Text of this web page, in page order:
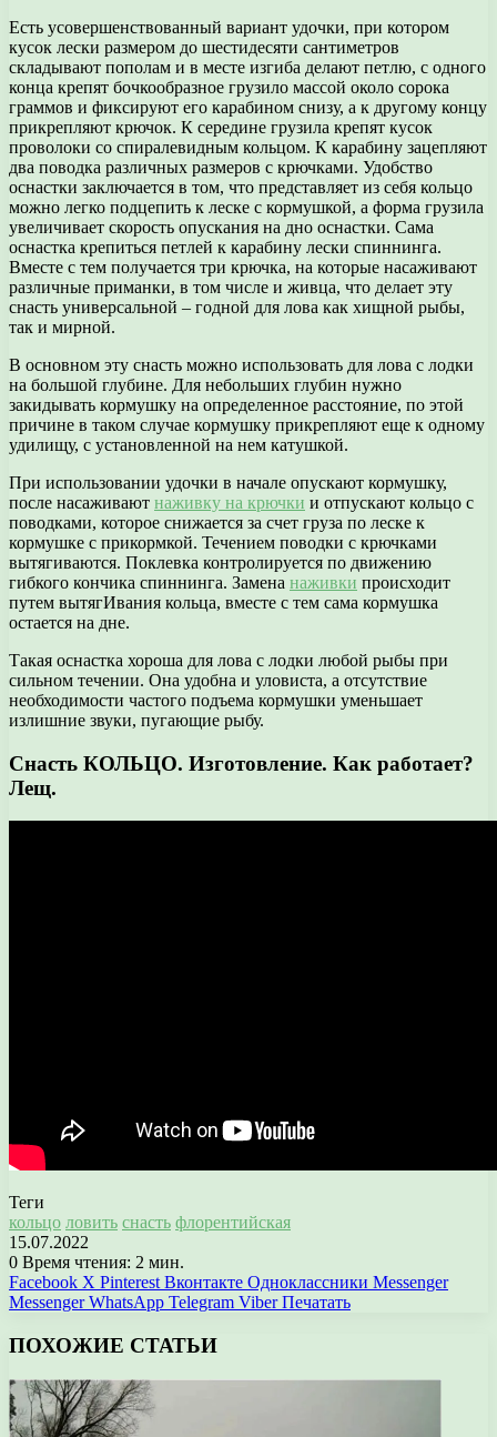
Есть усовершенствованный вариант удочки, при котором
кусок лески размером до шестидесяти сантиметров
складывают пополам и в месте изгиба делают петлю, с одного
конца крепят бочкообразное грузило массой около сорока
граммов и фиксируют его карабином снизу, а к другому концу
прикрепляют крючок. К середине грузила крепят кусок
проволоки со спиралевидным кольцом. К карабину зацепляют
два поводка различных размеров с крючками. Удобство
оснастки заключается в том, что представляет из себя кольцо
можно легко подцепить к леске с кормушкой, а форма грузила
увеличивает скорость опускания на дно оснастки. Сама
оснастка крепиться петлей к карабину лески спиннинга.
Вместе с тем получается три крючка, на которые насаживают
различные приманки, в том числе и живца, что делает эту
снасть универсальной – годной для лова как хищной рыбы,
так и мирной.
В основном эту снасть можно использовать для лова с лодки
на большой глубине. Для небольших глубин нужно
закидывать кормушку на определенное расстояние, по этой
причине в таком случае кормушку прикрепляют еще к одному
удилищу, с установленной на нем катушкой.
При использовании удочки в начале опускают кормушку,
после насаживают наживку на крючки и отпускают кольцо с
поводками, которое снижается за счет груза по леске к
кормушке с прикормкой. Течением поводки с крючками
вытягиваются. Поклевка контролируется по движению
гибкого кончика спиннинга. Замена наживки происходит
путем вытягИвания кольца, вместе с тем сама кормушка
остается на дне.
Такая оснастка хороша для лова с лодки любой рыбы при
сильном течении. Она удобна и уловиста, а отсутствие
необходимости частого подъема кормушки уменьшает
излишние звуки, пугающие рыбу.
Снасть КОЛЬЦО. Изготовление. Как работает?
Лещ.
Теги
кольцо ловить снасть флорентийская
15.07.2022
0 Время чтения: 2 мин.
Facebook X Pinterest Вконтакте Одноклассники Messenger
Messenger WhatsApp Telegram Viber Печатать
ПОХОЖИЕ СТАТЬИ